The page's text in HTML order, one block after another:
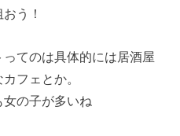
う！
てのは具体的には居酒屋
フェとか。
の子が多いね